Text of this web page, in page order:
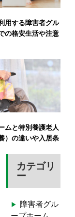
用する障害者グル
の格安生活や注意
ムと特別養護老人
）の違いや入居条
カテゴリ
ー
障害者グル